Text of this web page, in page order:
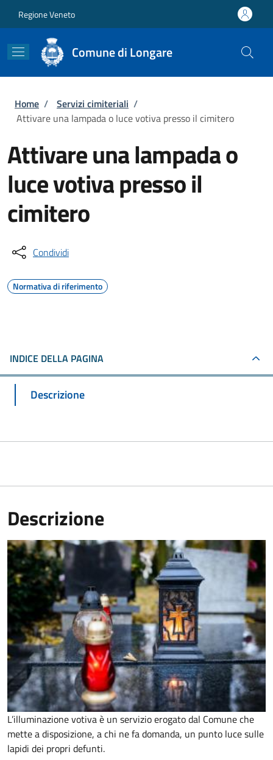
Regione Veneto
Comune di Longare
Briciole di pane
Home / Servizi cimiteriali /
Attivare una lampada o luce votiva presso il cimitero
Attivare una lampada o
luce votiva presso il
cimitero
Condividi
Normativa di riferimento
INDICE DELLA PAGINA
Descrizione
Descrizione
L’illuminazione votiva è un servizio erogato dal Comune che
mette a disposizione, a chi ne fa domanda, un punto luce sulle
lapidi dei propri defunti.